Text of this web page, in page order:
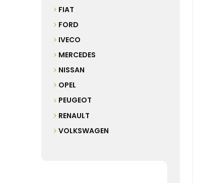
FIAT
FORD
IVECO
MERCEDES
NISSAN
OPEL
PEUGEOT
RENAULT
VOLKSWAGEN